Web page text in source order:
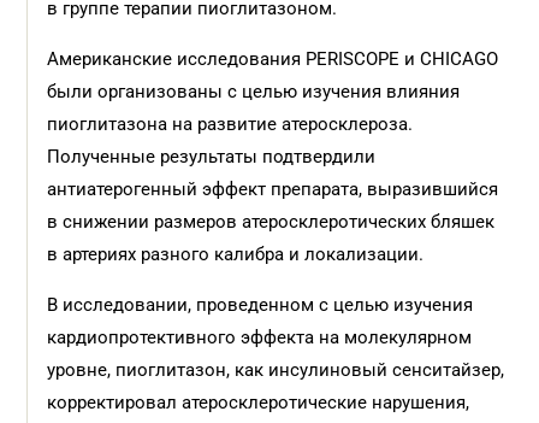
в группе терапии пиоглитазоном.
Американские исследования PERISCOPE и CHICAGO
были организованы с целью изучения влияния
пиоглитазона на развитие атеросклероза.
Полученные результаты подтвердили
антиатерогенный эффект препарата, выразившийся
в снижении размеров атеросклеротических бляшек
в артериях разного калибра и локализации.
В исследовании, проведенном с целью изучения
кардиопротективного эффекта на молекулярном
уровне, пиоглитазон, как инсулиновый сенситайзер,
корректировал атеросклеротические нарушения,